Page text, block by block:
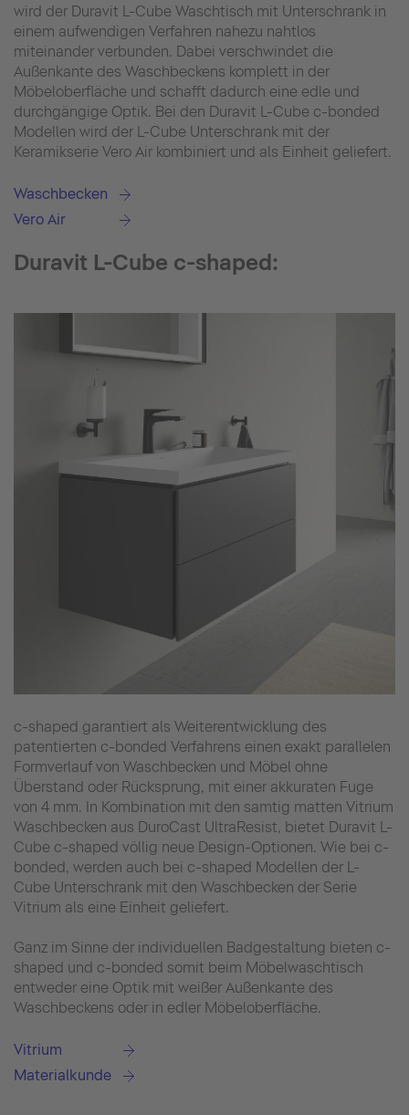
wird der Duravit L-Cube Waschtisch mit Unterschrank in
einem aufwendigen Verfahren nahezu nahtlos
miteinander verbunden. Dabei verschwindet die
Außenkante des Waschbeckens komplett in der
Möbeloberfläche und schafft dadurch eine edle und
durchgängige Optik. Bei den Duravit L-Cube c-bonded
Modellen wird der L-Cube Unterschrank mit der
Keramikserie Vero Air kombiniert und als Einheit geliefert.
Waschbecken
Vero Air
Duravit L-Cube c-shaped:
c-shaped garantiert als Weiterentwicklung des
patentierten c-bonded Verfahrens einen exakt parallelen
Formverlauf von Waschbecken und Möbel ohne
Überstand oder Rücksprung, mit einer akkuraten Fuge
von 4 mm. In Kombination mit den samtig matten Vitrium
Waschbecken aus DuroCast UltraResist, bietet Duravit L-
Cube c-shaped völlig neue Design-Optionen. Wie bei c-
bonded, werden auch bei c-shaped Modellen der L-
Cube Unterschrank mit den Waschbecken der Serie
Vitrium als eine Einheit geliefert.
Ganz im Sinne der individuellen Badgestaltung bieten c-
shaped und c-bonded somit beim Möbelwaschtisch
entweder eine Optik mit weißer Außenkante des
Waschbeckens oder in edler Möbeloberfläche.
Vitrium
Materialkunde